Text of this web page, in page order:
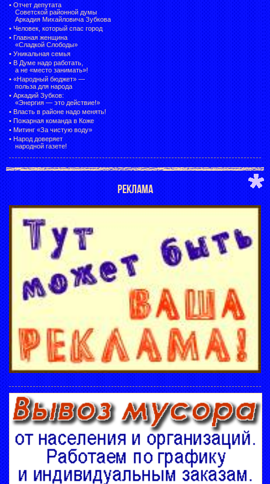
• Отчет депутата
Советской районной думы
Аркадия Михайловича Зубкова
• Человек, который спас город
• Главная женщина
«Сладкой Слободы»
• Уникальная семья
• В Думе надо работать,
а не «место занимать»!
• «Народный бюджет» —
польза для народа
• Аркадий Зубков:
«Энергия — это действие!»
• Власть в районе надо менять!
• Пожарная команда в Коже
• Митинг «За чистую воду»
• Народ доверяет
народной газете!
РЕКЛАМА